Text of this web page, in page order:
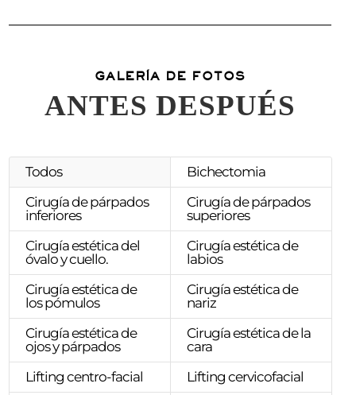
GALERÍA DE FOTOS
ANTES DESPUÉS
Todos
Bichectomia
Cirugía de párpados
inferiores
Cirugía de párpados
superiores
Cirugía estética del
óvalo y cuello.
Cirugía estética de
labios
Cirugía estética de
los pómulos
Cirugía estética de
nariz
Cirugía estética de
ojos y párpados
Cirugía estética de la
cara
Lifting centro-facial
Lifting cervicofacial